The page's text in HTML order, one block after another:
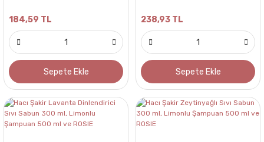
184,59 TL
Sepete Ekle
238,93 TL
Sepete Ekle